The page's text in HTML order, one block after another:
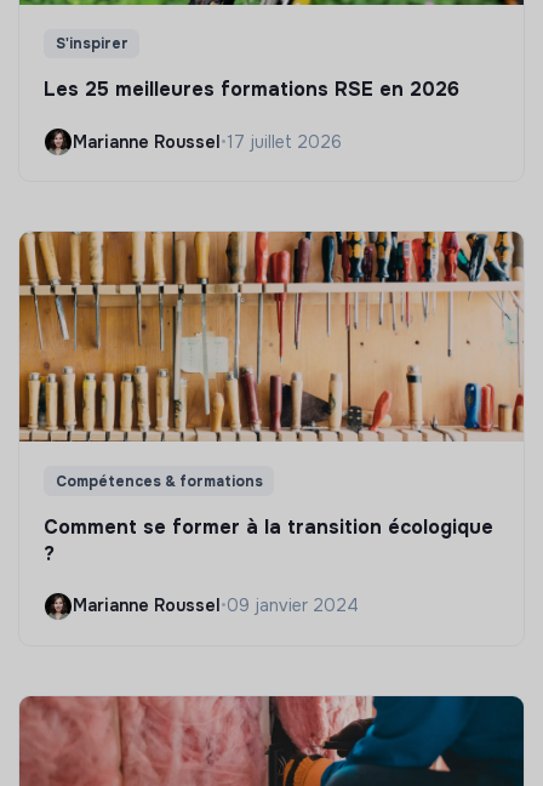
S'inspirer
Les 25 meilleures formations RSE en 2026
Marianne Roussel•17 juillet 2026
Compétences & formations
Comment se former à la transition écologique
?
Marianne Roussel •09 janvier 2024